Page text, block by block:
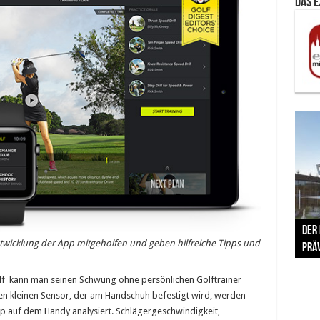
der App mitgeholfen und geben hilfreiche Tipps und
kann man seinen Schwung ohne persönlichen Golftrainer
kleinen Sensor, der am Handschuh befestigt wird, werden
dem Handy analysiert. Schlägergeschwindigkeit,
Das
The